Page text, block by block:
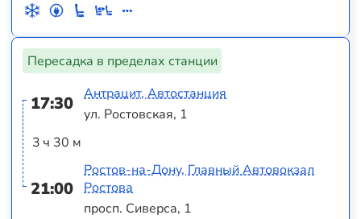
Пересадка в пределах станции
17:30
3 ч 30 м
21:00
Антрацит, Автостанция
ул. Ростовская, 1
Ростов-на-Дону, Главный Автовокзал
Ростова
просп. Сиверса, 1